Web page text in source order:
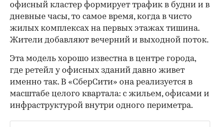
офисный кластер формирует трафик в будни и в
дневные часы, то самое время, когда в чисто
жилых комплексах на первых этажах тишина.
Жители добавляют вечерний и выходной поток.
Эта модель хорошо известна в центре города,
где ретейл у офисных зданий давно живет
именно так. В «СберСити» она реализуется в
масштабе целого квартала: с жильем, офисами и
инфраструктурой внутри одного периметра.